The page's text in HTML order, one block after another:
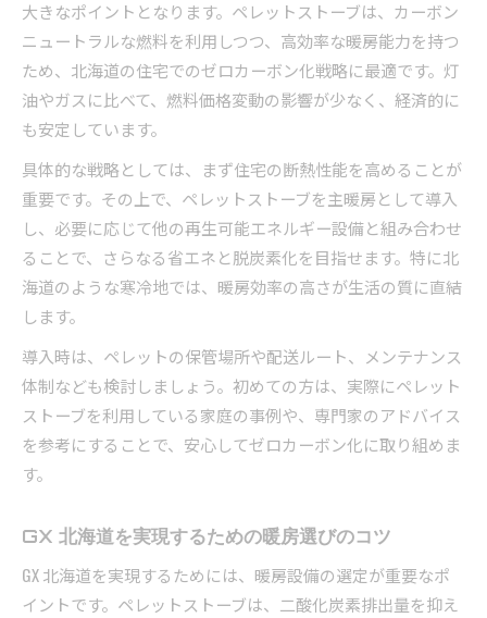
大きなポイントとなります。ペレットストーブは、カーボン
ニュートラルな燃料を利用しつつ、高効率な暖房能力を持つ
ため、北海道の住宅でのゼロカーボン化戦略に最適です。灯
油やガスに比べて、燃料価格変動の影響が少なく、経済的に
も安定しています。
具体的な戦略としては、まず住宅の断熱性能を高めることが
重要です。その上で、ペレットストーブを主暖房として導入
し、必要に応じて他の再生可能エネルギー設備と組み合わせ
ることで、さらなる省エネと脱炭素化を目指せます。特に北
海道のような寒冷地では、暖房効率の高さが生活の質に直結
します。
導入時は、ペレットの保管場所や配送ルート、メンテナンス
体制なども検討しましょう。初めての方は、実際にペレット
ストーブを利用している家庭の事例や、専門家のアドバイス
を参考にすることで、安心してゼロカーボン化に取り組めま
す。
GX 北海道を実現するための暖房選びのコツ
GX 北海道を実現するためには、暖房設備の選定が重要なポ
イントです。ペレットストーブは、二酸化炭素排出量を抑え